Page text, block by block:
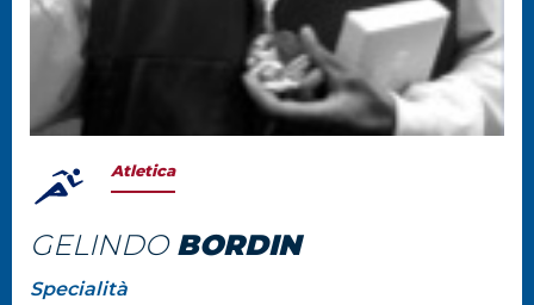
Atletica
GELINDO BORDIN
Specialità